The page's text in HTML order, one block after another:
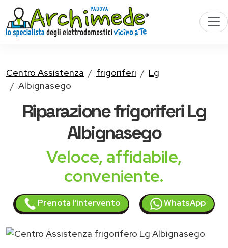
Centro Assistenza frigoriferi
Lg
Albignasego
Riparazionefrigoriferi Lg
Albignasego
Veloce, affidabile,
conveniente.
Prenota l'intervento WhatsApp